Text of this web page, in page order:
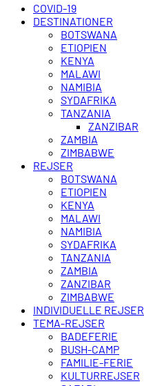
COVID-19
DESTINATIONER
BOTSWANA
ETIOPIEN
KENYA
MALAWI
NAMIBIA
SYDAFRIKA
TANZANIA
ZANZIBAR
ZAMBIA
ZIMBABWE
REJSER
BOTSWANA
ETIOPIEN
KENYA
MALAWI
NAMIBIA
SYDAFRIKA
TANZANIA
ZAMBIA
ZANZIBAR
ZIMBABWE
INDIVIDUELLE REJSER
TEMA-REJSER
BADEFERIE
BUSH-CAMP
FAMILIE-FERIE
KULTURREJSER